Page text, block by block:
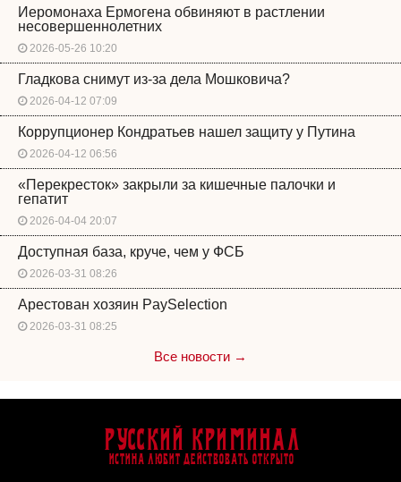
Иеромонаха Ермогена обвиняют в растлении
несовершеннолетних
2026-05-26 10:20
Гладкова снимут из-за дела Мошковича?
2026-04-12 07:09
Коррупционер Кондратьев нашел защиту у Путина
2026-04-12 06:56
«Перекресток» закрыли за кишечные палочки и
гепатит
2026-04-04 20:07
Доступная база, круче, чем у ФСБ
2026-03-31 08:26
Арестован хозяин PaySelection
2026-03-31 08:25
Все новости →
Русский Криминал
Истина любит действовать открыто